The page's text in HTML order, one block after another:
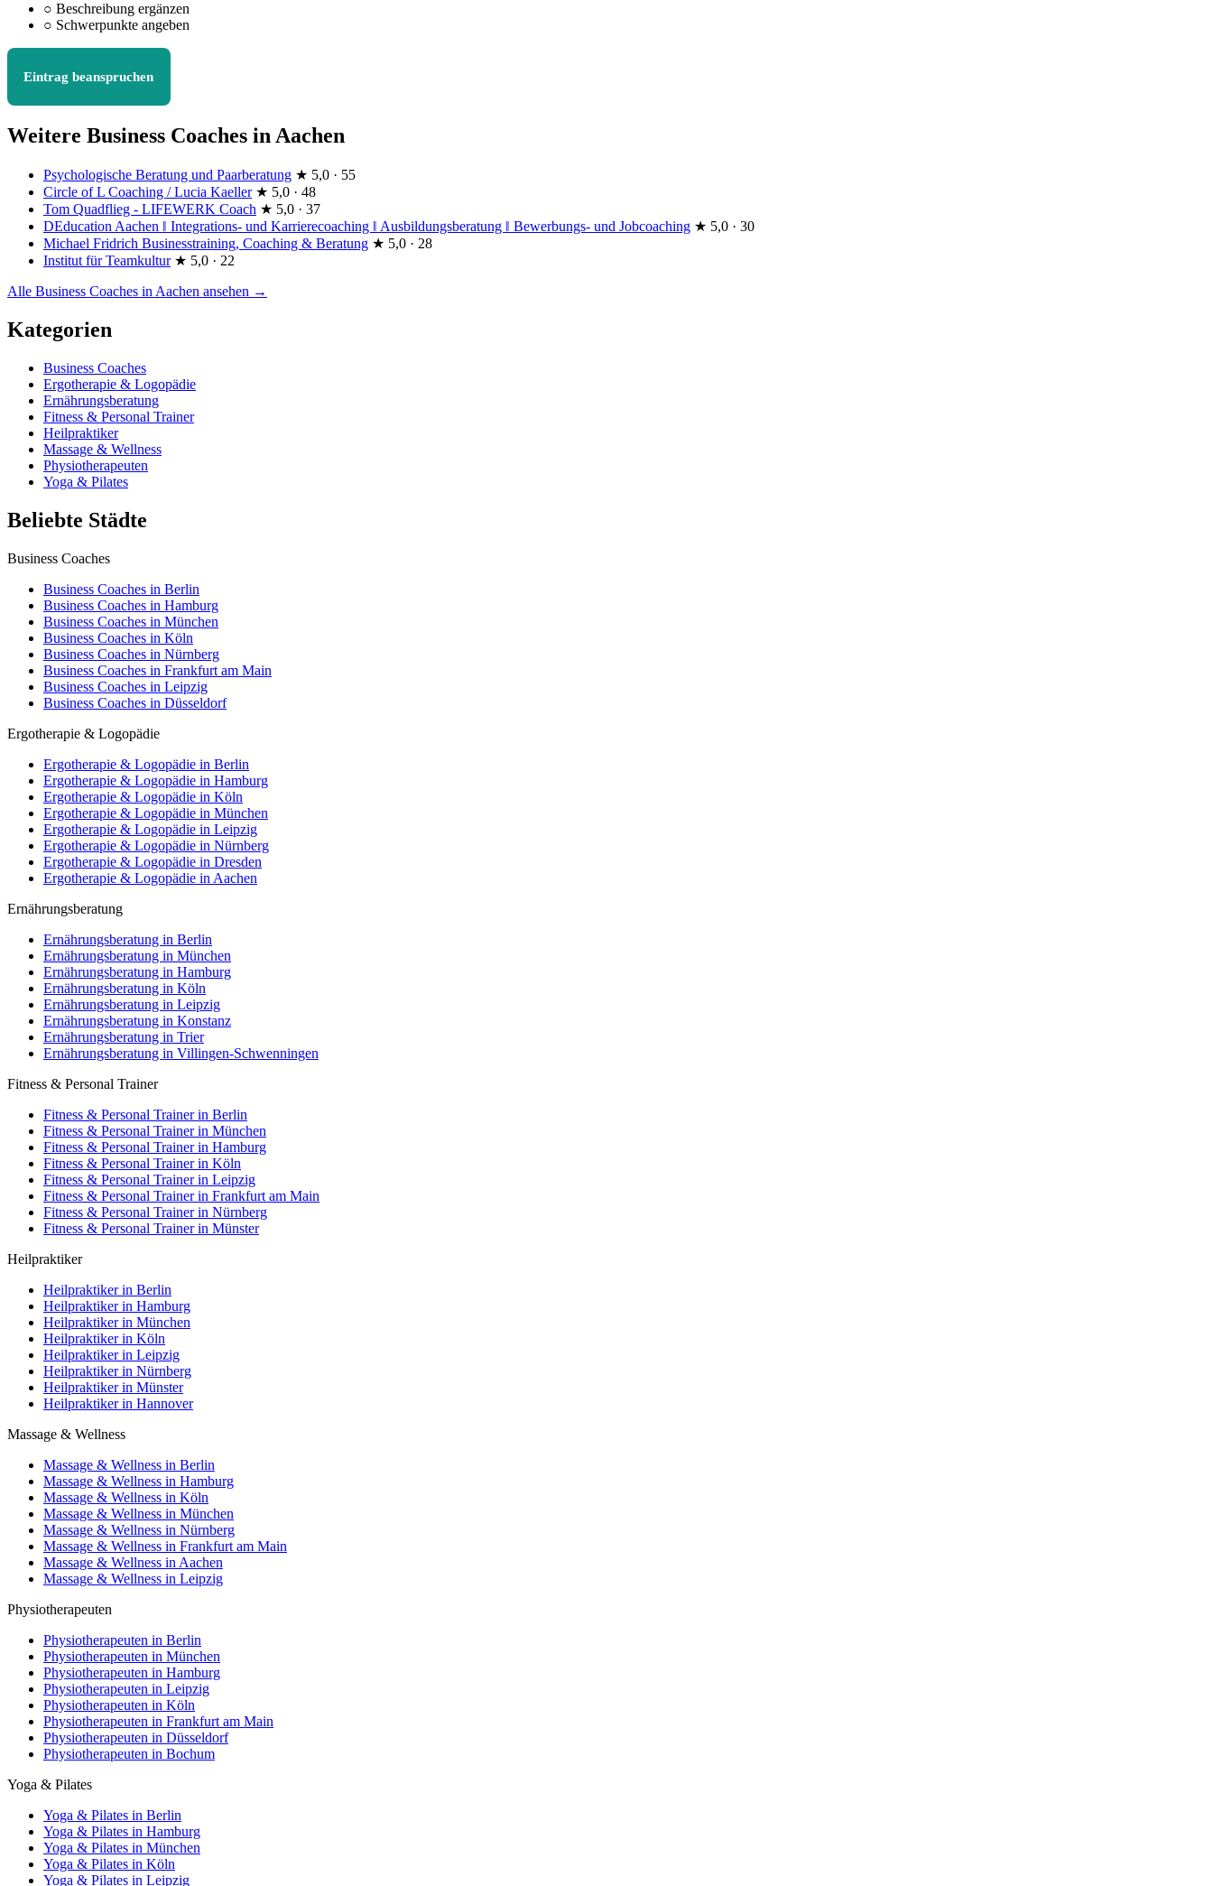
○ Beschreibung ergänzen
○ Schwerpunkte angeben
Eintrag beanspruchen
Weitere Business Coaches in Aachen
Psychologische Beratung und Paarberatung ★ 5,0 · 55
Circle of L Coaching / Lucia Kaeller ★ 5,0 · 48
Tom Quadflieg - LIFEWERK Coach ★ 5,0 · 37
DEducation Aachen ‖ Integrations- und Karrierecoaching ‖ Ausbildungsberatung ‖ Bewerbungs- und Jobcoaching ★ 5,0 · 30
Michael Fridrich Businesstraining, Coaching & Beratung ★ 5,0 · 28
Institut für Teamkultur ★ 5,0 · 22
Alle Business Coaches in Aachen ansehen →
Kategorien
Business Coaches
Ergotherapie & Logopädie
Ernährungsberatung
Fitness & Personal Trainer
Heilpraktiker
Massage & Wellness
Physiotherapeuten
Yoga & Pilates
Beliebte Städte
Business Coaches
Business Coaches in Berlin
Business Coaches in Hamburg
Business Coaches in München
Business Coaches in Köln
Business Coaches in Nürnberg
Business Coaches in Frankfurt am Main
Business Coaches in Leipzig
Business Coaches in Düsseldorf
Ergotherapie & Logopädie
Ergotherapie & Logopädie in Berlin
Ergotherapie & Logopädie in Hamburg
Ergotherapie & Logopädie in Köln
Ergotherapie & Logopädie in München
Ergotherapie & Logopädie in Leipzig
Ergotherapie & Logopädie in Nürnberg
Ergotherapie & Logopädie in Dresden
Ergotherapie & Logopädie in Aachen
Ernährungsberatung
Ernährungsberatung in Berlin
Ernährungsberatung in München
Ernährungsberatung in Hamburg
Ernährungsberatung in Köln
Ernährungsberatung in Leipzig
Ernährungsberatung in Konstanz
Ernährungsberatung in Trier
Ernährungsberatung in Villingen-Schwenningen
Fitness & Personal Trainer
Fitness & Personal Trainer in Berlin
Fitness & Personal Trainer in München
Fitness & Personal Trainer in Hamburg
Fitness & Personal Trainer in Köln
Fitness & Personal Trainer in Leipzig
Fitness & Personal Trainer in Frankfurt am Main
Fitness & Personal Trainer in Nürnberg
Fitness & Personal Trainer in Münster
Heilpraktiker
Heilpraktiker in Berlin
Heilpraktiker in Hamburg
Heilpraktiker in München
Heilpraktiker in Köln
Heilpraktiker in Leipzig
Heilpraktiker in Nürnberg
Heilpraktiker in Münster
Heilpraktiker in Hannover
Massage & Wellness
Massage & Wellness in Berlin
Massage & Wellness in Hamburg
Massage & Wellness in Köln
Massage & Wellness in München
Massage & Wellness in Nürnberg
Massage & Wellness in Frankfurt am Main
Massage & Wellness in Aachen
Massage & Wellness in Leipzig
Physiotherapeuten
Physiotherapeuten in Berlin
Physiotherapeuten in München
Physiotherapeuten in Hamburg
Physiotherapeuten in Leipzig
Physiotherapeuten in Köln
Physiotherapeuten in Frankfurt am Main
Physiotherapeuten in Düsseldorf
Physiotherapeuten in Bochum
Yoga & Pilates
Yoga & Pilates in Berlin
Yoga & Pilates in Hamburg
Yoga & Pilates in München
Yoga & Pilates in Köln
Yoga & Pilates in Leipzig